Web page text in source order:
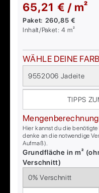
65,21 € / m²
Paket: 260,85 €
Inhalt/Paket:4 m²
WÄHLE DEINE
9552006 Jadeite
TIPPS
Mengenberechnung
Hier kannst du die
denke an die notwendige
Aufmaß).
Grundfläche in m²
Verschnitt)